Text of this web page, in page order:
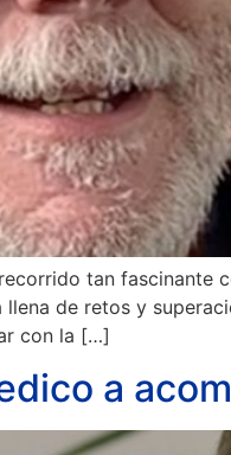
tan
de retos y
con la […]
a